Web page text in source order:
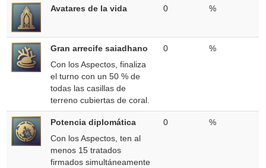
Avatares de la vida 0 %
Gran arrecife saiadhano
Con los Aspectos, finaliza
el turno con un 50 % de
todas las casillas de
terreno cubiertas de coral.
0 %
Potencia diplomática
Con los Aspectos, ten al
menos 15 tratados
firmados simultáneamente
0 %